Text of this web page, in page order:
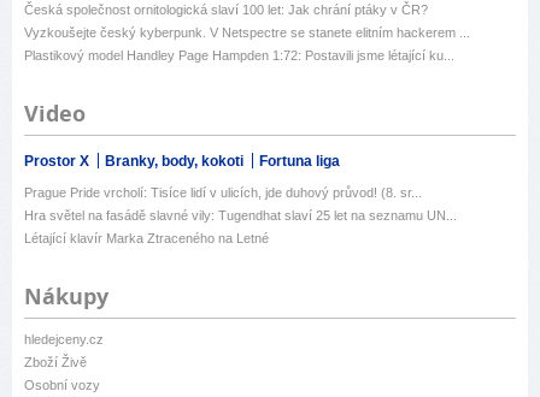
Česká společnost ornitologická slaví 100 let: Jak chrání ptáky v ČR?
Vyzkoušejte český kyberpunk. V Netspectre se stanete elitním hackerem ...
Plastikový model Handley Page Hampden 1:72: Postavili jsme létající ku...
Video
Prostor X Branky, body, kokoti Fortuna liga
Prague Pride vrcholí: Tisíce lidí v ulicích, jde duhový průvod! (8. sr...
Hra světel na fasádě slavné vily: Tugendhat slaví 25 let na seznamu UN...
Létající klavír Marka Ztraceného na Letné
Nákupy
hledejceny.cz
Zboží Živě
Osobní vozy